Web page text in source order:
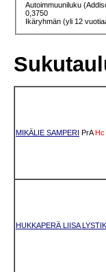
Autoimmuuniluku
0,3750
Ikäryhmän (yli 12
MIKÄLIE SAMPERI PrA Hc
HUKKAPERÄ LIISA